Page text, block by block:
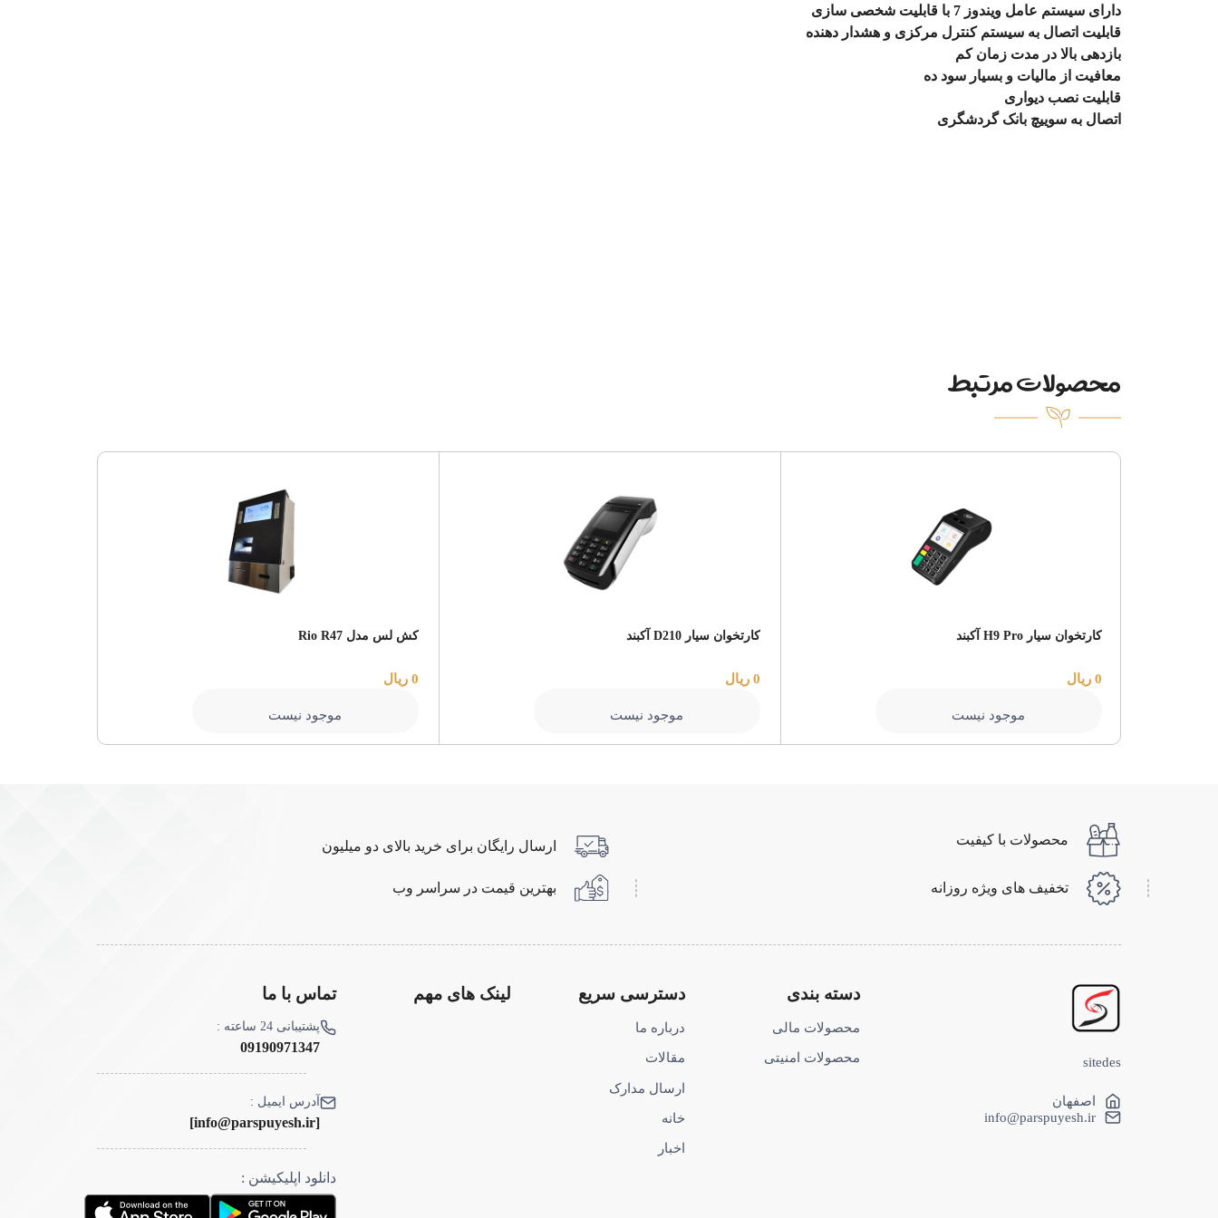
دارای سیستم عامل ویندوز 7 با قابلیت شخصی سازی
قابلیت اتصال به سیستم کنترل مرکزی و هشدار دهنده
بازدهی بالا در مدت زمان کم
معافیت از مالیات و بسیار سود ده
قابلیت نصب دیواری
اتصال به سوییچ بانک گردشگری
محصولات مرتبط
کش لس مدل Rio R47
0 ریال
موجود نیست
کارتخوان سیار D210 آکبند
0 ریال
موجود نیست
کارتخوان سیار H9 Pro آکبند
0 ریال
موجود نیست
محصولات با کیفیت ارسال رایگان برای خرید بالای دو میلیون
تخفیف های ویژه روزانه بهترین قیمت در سراسر وب
sitedes
اصفهان
info@parspuyesh.ir
دسته بندی
محصولات مالی
محصولات امنیتی
دسترسی سریع
درباره ما
مقالات
ارسال مدارک
خانه
اخبار
لینک های مهم تماس با ما
پشتیبانی 24 ساعته :
09190971347
آدرس ایمیل :
[info@parspuyesh.ir]
دانلود اپلیکیشن :